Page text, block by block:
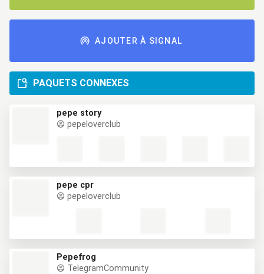
AJOUTER À SIGNAL
PAQUETS CONNEXES
pepe story
pepeloverclub
pepe cpr
pepeloverclub
Pepefrog
TelegramCommunity